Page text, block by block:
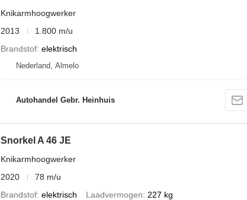
Knikarmhoogwerker
2013
1.800 m/u
Brandstof elektrisch
Nederland, Almelo
Autohandel Gebr. Heinhuis
Snorkel A 46 JE
Knikarmhoogwerker
2020
78 m/u
Brandstof elektrisch Laadvermogen 227 kg